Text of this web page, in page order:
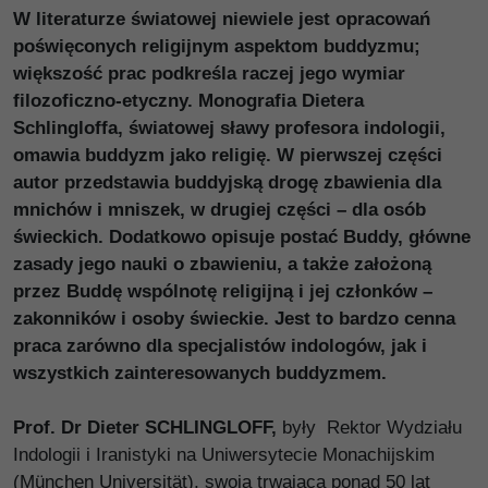
W literaturze światowej niewiele jest opracowań
poświęconych religijnym aspektom buddyzmu;
większość prac podkreśla raczej jego wymiar
filozoficzno-etyczny. Monografia Dietera
Schlingloffa, światowej sławy profesora indologii,
omawia buddyzm jako religię. W pierwszej części
autor przedstawia buddyjską drogę zbawienia dla
mnichów i mniszek, w drugiej części – dla osób
świeckich. Dodatkowo opisuje postać Buddy, główne
zasady jego nauki o zbawieniu, a także założoną
przez Buddę wspólnotę religijną i jej członków –
zakonników i osoby świeckie. Jest to bardzo cenna
praca zarówno dla specjalistów indologów, jak i
wszystkich zainteresowanych buddyzmem.
Prof. Dr Dieter SCHLINGLOFF, były Rektor Wydziału
Indologii i Iranistyki na Uniwersytecie Monachijskim
(München Universität), swoją trwającą ponad 50 lat